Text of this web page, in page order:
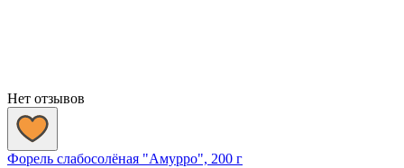
Нет отзывов
Форель слабосолёная "Амурро", 200 г